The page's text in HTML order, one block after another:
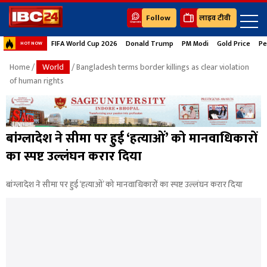
Follow लाइव टीवी
HOT NOW FIFA World Cup 2026 Donald Trump PM Modi Gold Price
Home/ World
/ Bangladesh terms border killings as clear violation
of human rights
बांग्लादेश ने सीमा पर हुई ‘हत्याओं’ को मानवाधिकारों
का स्पष्ट उल्लंघन करार दिया
बांग्लादेश ने सीमा पर हुई ‘हत्याओं’ को मानवाधिकारों का स्पष्ट उल्लंघन करार दिया